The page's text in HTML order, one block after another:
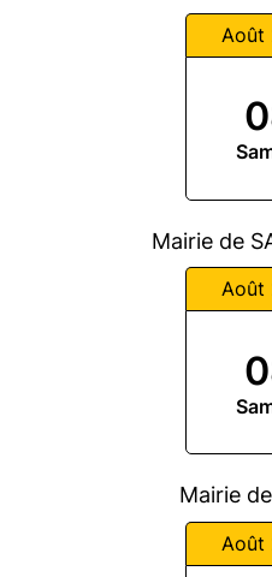
Août
Mairie de
Août
Mairie
Août